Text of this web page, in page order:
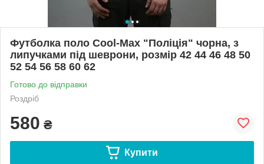
Футболка поло Cool-Max "Поліція" чорна, з
липучками під шеврони, розмір 42 44 46 48 50
52 54 56 58 60 62
Готово до відправки
Роздріб
580 ₴
Купити